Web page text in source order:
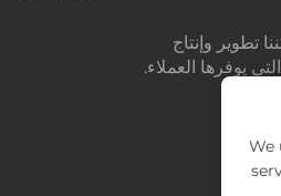
تطوير وإنتاج
يوفرها العملاء.
We